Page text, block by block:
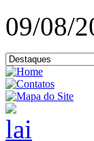
09/08/